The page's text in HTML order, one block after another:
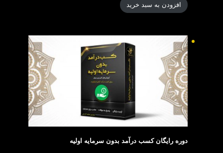
افزودن به سبد خرید
دوره رایگان کسب درآمد بدون سرمایه اولیه